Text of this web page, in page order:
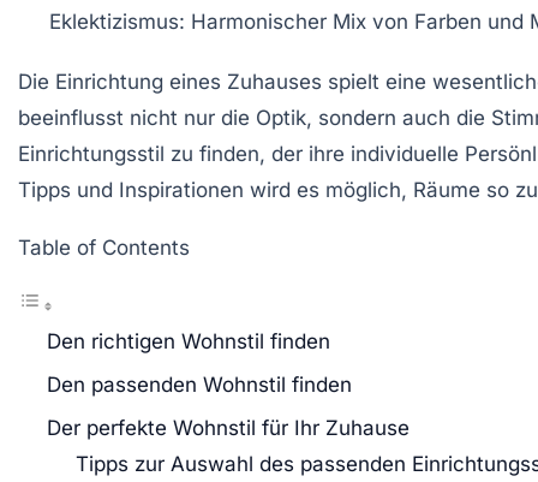
Eklektizismus: Harmonischer Mix von Farben und
Die Einrichtung eines Zuhauses spielt eine
beeinflusst nicht nur die Optik, sondern auch die
Einrichtungsstil zu finden, der ihre individuelle
Tipps und Inspirationen wird es möglich, Räume so
Table of Contents
Den richtigen Wohnstil finden
Den passenden Wohnstil finden
Der perfekte Wohnstil für Ihr Zuhause
Tipps zur Auswahl des passenden